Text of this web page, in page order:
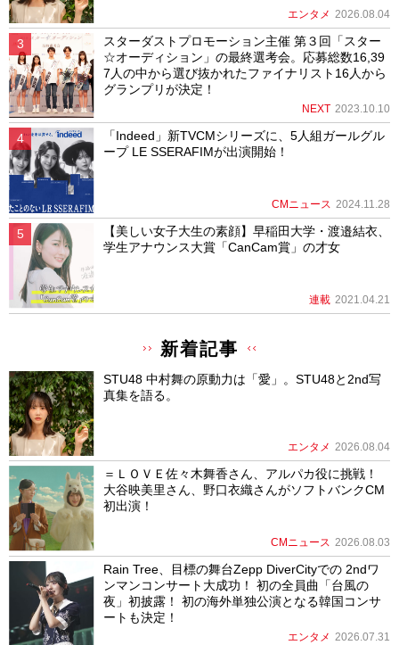
エンタメ 2026.08.04
スターダストプロモーション主催 第３回「スター
☆オーディション」の最終選考会。応募総数16,39
7人の中から選び抜かれたファイナリスト16人から
グランプリが決定！
NEXT 2023.10.10
「Indeed」新TVCMシリーズに、5人組ガールグル
ープ LE SSERAFIMが出演開始！
CMニュース 2024.11.28
【美しい女子大生の素顔】早稲田大学・渡邉結衣、
学生アナウンス大賞「CanCam賞」の才女
連載 2021.04.21
新着記事
STU48 中村舞の原動力は「愛」。STU48と2nd写
真集を語る。
エンタメ 2026.08.04
＝ＬＯＶＥ佐々木舞香さん、アルパカ役に挑戦！
大谷映美里さん、野口衣織さんがソフトバンクCM
初出演！
CMニュース 2026.08.03
Rain Tree、目標の舞台Zepp DiverCityでの 2ndワ
ンマンコンサート大成功！ 初の全員曲「台風の
夜」初披露！ 初の海外単独公演となる韓国コンサ
ートも決定！
エンタメ 2026.07.31